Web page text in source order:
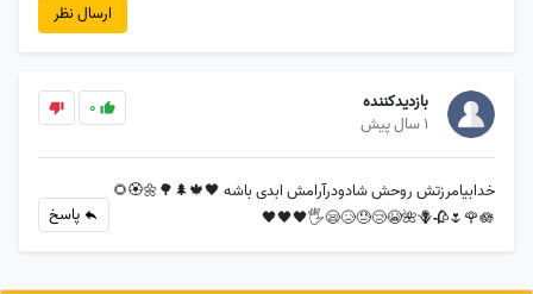
ارسال نظر
بازدیدکننده
1 سال پیش
0
خدابیامرزتش روحش شادودرآرامش ابدی باشه 🖤🍁🌲🌳🌼🏵🌻
🪻🥀🌷🌹🪷🌺😭😢😓😥😪🖐🖤🖤🖤
پاسخ